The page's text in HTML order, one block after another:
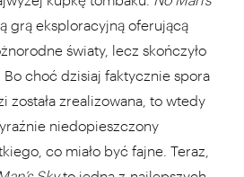
grą eksploracyjną oferującą
światy, lecz skończyło
choć dzisiaj faktycznie spora
została zrealizowana, to wtedy
niedopieszczony
co miało być fajne. Teraz,